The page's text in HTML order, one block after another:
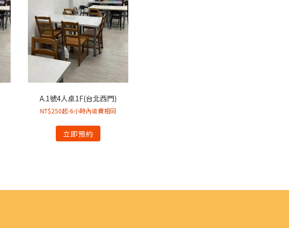
A.1號4人桌1F(台北西門)
NT$250起-6小時內收費相同
立即預約